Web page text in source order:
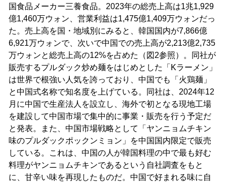
国食品メーカー三養食品。2023年の総売上高は1兆1,929
億1,460万ウォン、営業利益は1,475億1,409万ウォンだっ
た。売上高を国・地域別にみると、韓国国内が7,866億
6,921万ウォンで、次いで中国での売上高が2,213億2,735
万ウォンと総売上高の12%を占めた（図2参照）。同社が
販売するプルダック炒め麺をはじめとした「Kラーメン」
は世界で根強い人気を誇っており、中国でも「火鶏麺」
と中国式名称で知名度を上げている。同社は、2024年12
月に中国で生産法人を設立し、海外で初となる現地工場
を建設して中国市場で集中的に事業・販売を行う予定だ
と発表。また、中国市場戦略として「ヤンニョムチキン
味のプルダックポックンミョン」を中国国内限定で販売
している。これは、中国の人が韓国料理の中で最も好む
料理がヤンニョムチキンであるという自社調査をもと
に、甘辛い味を再現したものだ。中国で好まれる味に自